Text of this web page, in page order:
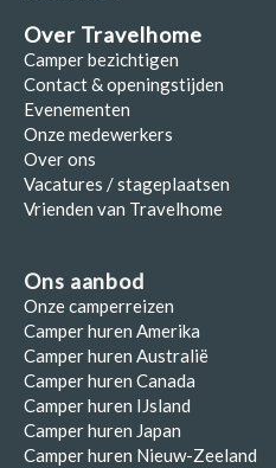
Over Travelhome
Camper bezichtigen
Contact & openingstijden
Evenementen
Onze medewerkers
Over ons
Vacatures / stageplaatsen
Vrienden van Travelhome
Ons aanbod
Onze camperreizen
Camper huren Amerika
Camper huren Australië
Camper huren Canada
Camper huren IJsland
Camper huren Japan
Camper huren Nieuw-Zeeland